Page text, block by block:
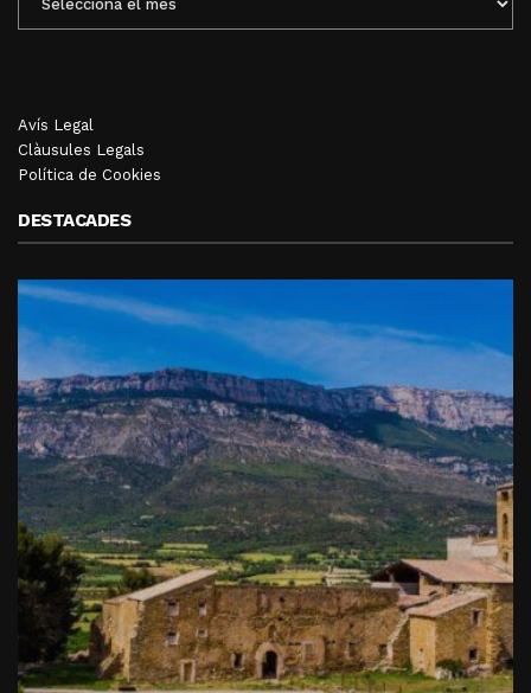
MENSUALS
Avís Legal
Clàusules Legals
Política de Cookies
DESTACADES